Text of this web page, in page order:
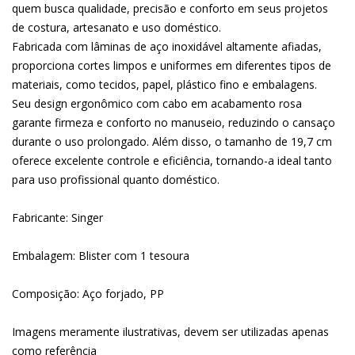
quem busca qualidade, precisão e conforto em seus projetos
de costura, artesanato e uso doméstico.
Fabricada com lâminas de aço inoxidável altamente afiadas,
proporciona cortes limpos e uniformes em diferentes tipos de
materiais, como tecidos, papel, plástico fino e embalagens.
Seu design ergonômico com cabo em acabamento rosa
garante firmeza e conforto no manuseio, reduzindo o cansaço
durante o uso prolongado. Além disso, o tamanho de 19,7 cm
oferece excelente controle e eficiência, tornando-a ideal tanto
para uso profissional quanto doméstico.
Fabricante: Singer
Embalagem: Blister com 1 tesoura
Composição: Aço forjado, PP
Imagens meramente ilustrativas, devem ser utilizadas apenas
como referência